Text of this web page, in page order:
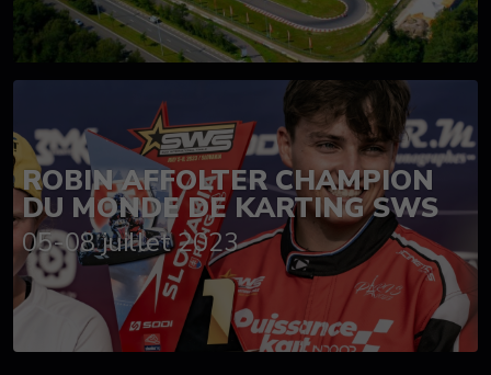
ROBIN AFFOLTER CHAMPION
DU MONDE DE KARTING SWS
05-08 juillet 2023